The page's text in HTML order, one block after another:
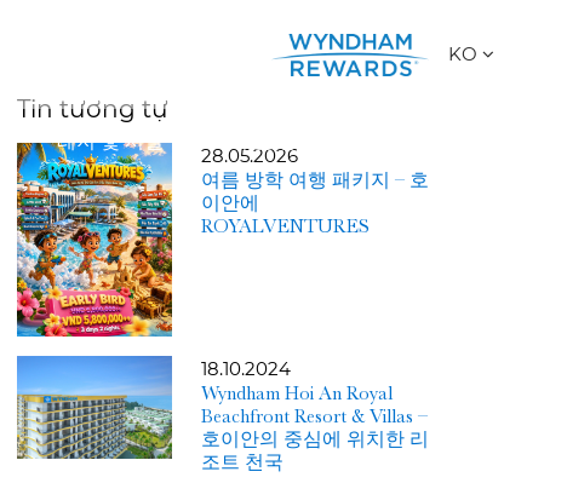
KO
레저 및 시설
Tin tương tự
28.05.2026
여름 방학 여행 패키지 – 호
이안에
ROYALVENTURES
18.10.2024
Wyndham Hoi An Royal
Beachfront Resort & Villas –
호이안의 중심에 위치한 리
조트 천국